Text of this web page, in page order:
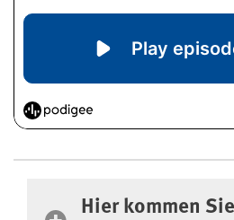
Hier kommen Sie
Hier kommen